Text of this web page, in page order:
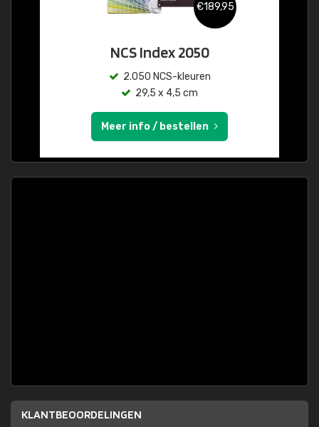
€189,95
NCS Index 2050
2.050 NCS-kleuren
29,5 x 4,5 cm
Meer info / bestellen
KLANTBEOORDELINGEN